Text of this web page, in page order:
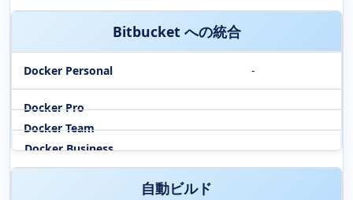
Bitbucket への統合
-
自動ビルド